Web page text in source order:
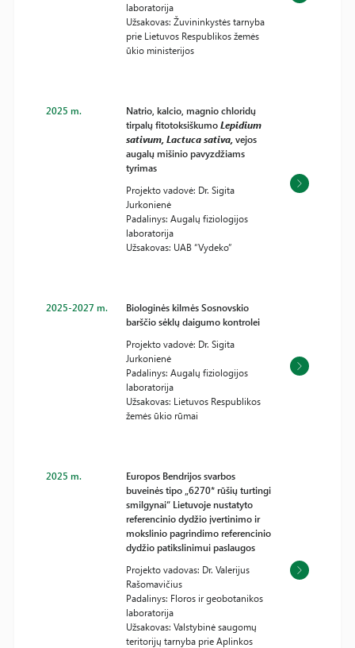
laboratorija
Užsakovas: Žuvininkystės tarnyba
prie Lietuvos Respublikos žemės
ūkio ministerijos
2025 m.
Natrio, kalcio, magnio chloridų
tirpalų fitotoksiškumoLepidium
sativum, Lactuca sativa, vejos
augalų mišinio pavyzdžiams
tyrimas
Projekto vadovė: Dr. Sigita
Jurkonienė
Padalinys: Augalų fiziologijos
laboratorija
Užsakovas: UAB “Vydeko”
2025-2027 m.
Biologinės kilmės Sosnovskio
barščio sėklų daigumo kontrolei
Projekto vadovė: Dr. Sigita
Jurkonienė
Padalinys: Augalų fiziologijos
laboratorija
Užsakovas: Lietuvos Respublikos
žemės ūkio rūmai
2025 m.
Europos Bendrijos svarbos
buveinės tipo „6270* rūšių turtingi
smilgynai“ Lietuvoje nustatyto
referencinio dydžio įvertinimo ir
mokslinio pagrindimo referencinio
dydžio patikslinimui paslaugos
Projekto vadovas: Dr. Valerijus
Rašomavičius
Padalinys: Floros ir geobotanikos
laboratorija
Užsakovas: Valstybinė saugomų
teritorijų tarnyba prie Aplinkos